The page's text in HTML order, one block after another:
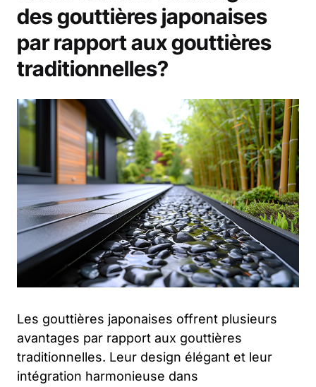
des gouttières japonaises
par rapport aux gouttières
traditionnelles?
Les gouttières japonaises offrent plusieurs
avantages par rapport aux gouttières
traditionnelles. Leur design élégant et leur
intégration harmonieuse dans